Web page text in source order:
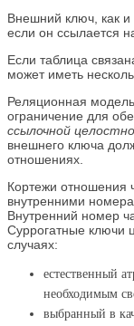
Внешний ключ, как
если он ссылается
Если таблица
может иметь
Реляционная
ограничение для
ссылочной
внешнего ключа
отношениях.
Кортежи отношения
внутренними
Внутренний номер
Суррогатные ключи
случаях:
естественный
необходимым
выбранный в